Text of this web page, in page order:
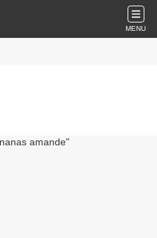
MENU